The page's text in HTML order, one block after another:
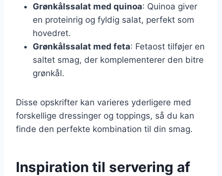
Grønkålssalat med quinoa: Quinoa giver
en proteinrig og fyldig salat, perfekt som
hovedret.
Grønkålssalat med feta: Fetaost tilføjer en
saltet smag, der komplementerer den bitre
grønkål.
Disse opskrifter kan varieres yderligere med
forskellige dressinger og toppings, så du kan
finde den perfekte kombination til din smag.
Inspiration til servering af